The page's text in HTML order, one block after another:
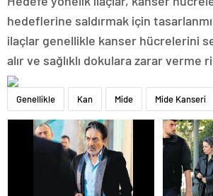
hedeflerine saldırmak için
ilaçlar genellikle kanser hücrelerini
alır ve sağlıklı dokulara zarar verme
Genellikle Kan Mide Mide Kanseri